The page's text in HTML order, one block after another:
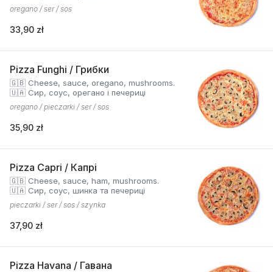
oregano / ser / sos
33,90 zł
Pizza Funghi / Грибки
🇬🇧 Cheese, sauce, oregano, mushrooms.
🇺🇦 Сир, соус, орегано і печериці
oregano / pieczarki / ser / sos
35,90 zł
Pizza Capri / Капрі
🇬🇧 Cheese, sauce, ham, mushrooms.
🇺🇦 Сир, соус, шинка та печериці
pieczarki / ser / sos / szynka
37,90 zł
Pizza Havana / Гавана